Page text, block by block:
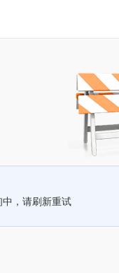
中，请刷新重试